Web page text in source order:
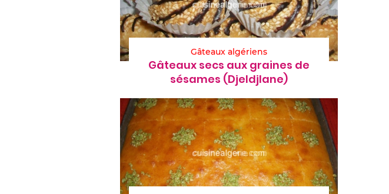
Gâteaux algériens
Gâteaux secs aux graines de
sésames (Djeldjlane)